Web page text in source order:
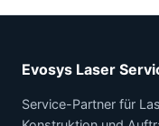
Evosys Laser
Service-Partner für